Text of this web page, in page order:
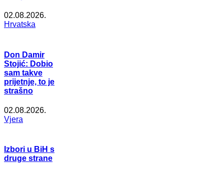
02.08.2026.
Hrvatska
Don Damir
Stojić: Dobio
sam takve
prijetnje, to je
strašno
02.08.2026.
Vjera
Izbori u BiH s
druge strane